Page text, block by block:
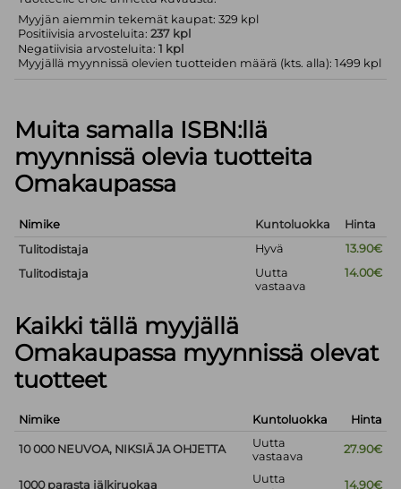
Myyjän aiemmin tekemät kaupat: 329 kpl
Positiivisia arvosteluita:237 kpl
Negatiivisia arvosteluita:1 kpl
Myyjällä myynnissä olevien tuotteiden määrä (kts. alla): 1499 kpl
Muita samalla ISBN:llä
myynnissä olevia tuotteita
Omakaupassa
Nimike Kuntoluokka
Hinta
Tulitodistaja
Hyvä
13.90€
Tulitodistaja
Uutta
vastaava
14.00€
Kaikki tällä myyjällä
Omakaupassa myynnissä olevat
tuotteet
Nimike Kuntoluokka Hinta
10 000 NEUVOA, NIKSIÄ JA OHJETTA
Uutta
vastaava
27.90€
1000 parasta jälkiruokaa
Uutta
14.90€